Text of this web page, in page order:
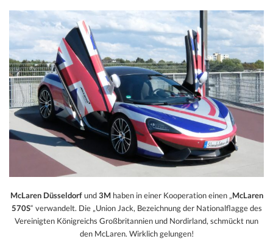
McLaren Düsseldorfund3Mhaben in einer Kooperation einen „McLaren
570S“ verwandelt. Die „Union Jack, Bezeichnung der Nationalflagge des
Vereinigten Königreichs Großbritannien und Nordirland, schmückt nun
den McLaren. Wirklich gelungen!